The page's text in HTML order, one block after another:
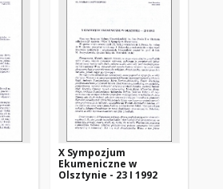
X Sympozjum
Ekumeniczne w
Olsztynie - 23 I 1992